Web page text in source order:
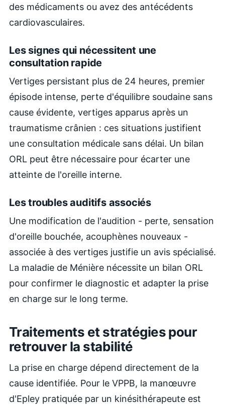
des médicaments ou avez des antécédents
cardiovasculaires.
Les signes qui nécessitent une
consultation rapide
Vertiges persistant plus de 24 heures, premier
épisode intense, perte d'équilibre soudaine sans
cause évidente, vertiges apparus après un
traumatisme crânien : ces situations justifient
une consultation médicale sans délai. Un bilan
ORL peut être nécessaire pour écarter une
atteinte de l'oreille interne.
Les troubles auditifs associés
Une modification de l'audition - perte, sensation
d'oreille bouchée, acouphènes nouveaux -
associée à des vertiges justifie un avis spécialisé.
La maladie de Ménière nécessite un bilan ORL
pour confirmer le diagnostic et adapter la prise
en charge sur le long terme.
Traitements et stratégies pour
retrouver la stabilité
La prise en charge dépend directement de la
cause identifiée. Pour le VPPB, la manœuvre
d'Epley pratiquée par un kinésithérapeute est